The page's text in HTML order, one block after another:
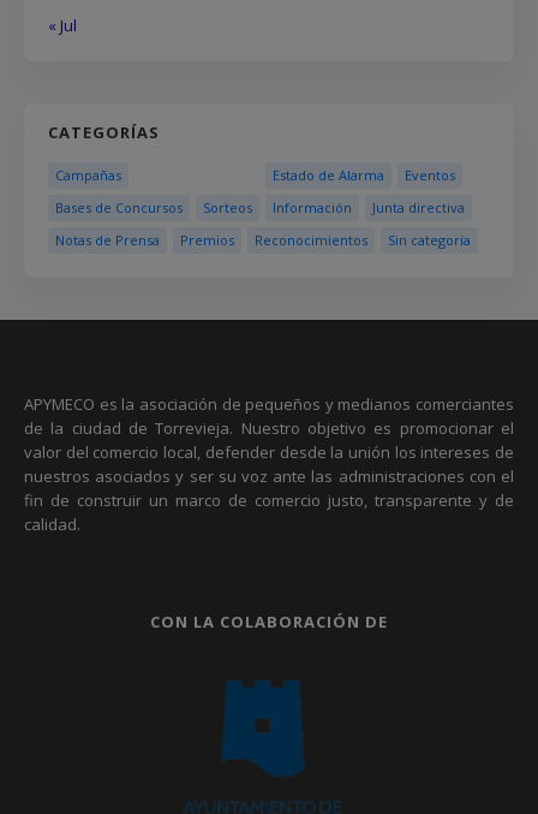
« Jul
CATEGORÍAS
Campañas
Bases de Concursos
Sorteos
Estado de Alarma
Eventos
Información
Junta directiva
Notas de Prensa
Premios Reconocimientos Sin categoría
APYMECO es la asociación de pequeños y medianos comerciantes
de la ciudad de Torrevieja. Nuestro objetivo es promocionar el
valor del comercio local, defender desde la unión los intereses de
nuestros asociados y ser su voz ante las administraciones con el
fin de construir un marco de comercio justo, transparente y de
calidad.
CON LA COLABORACIÓN DE